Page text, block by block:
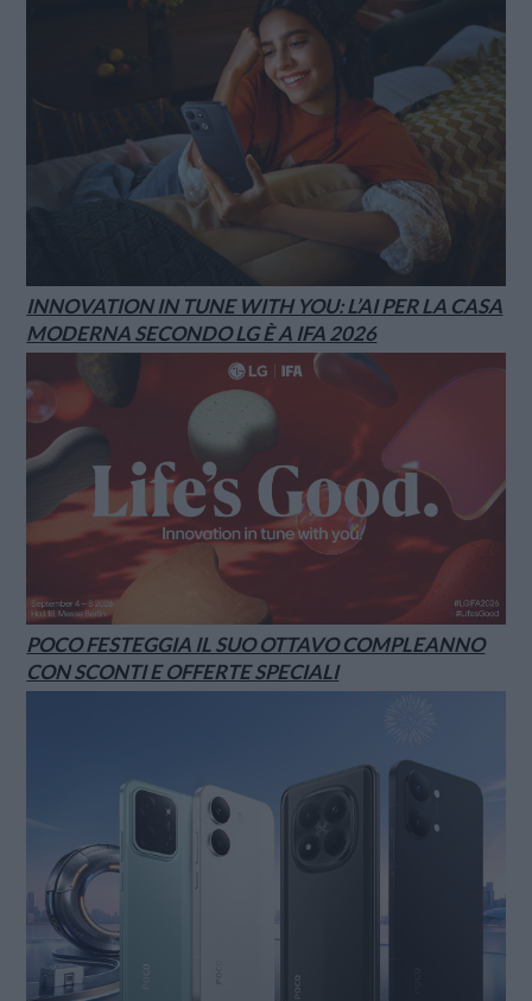
INNOVATION IN TUNE WITH YOU: L’AI PER LA CASA
MODERNA SECONDO LG È A IFA 2026
POCO FESTEGGIA IL SUO OTTAVO COMPLEANNO
CON SCONTI E OFFERTE SPECIALI